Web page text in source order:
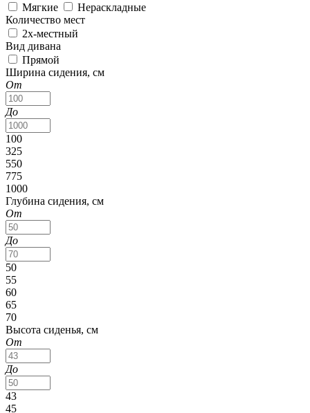
Мягкие
Нераскладные
Количество мест
2х-местный
Вид дивана
Прямой
Ширина сидения, см
От
До
100
325
550
775
1000
Глубина сидения, см
От
До
50
55
60
65
70
Высота сиденья, см
От
До
43
45